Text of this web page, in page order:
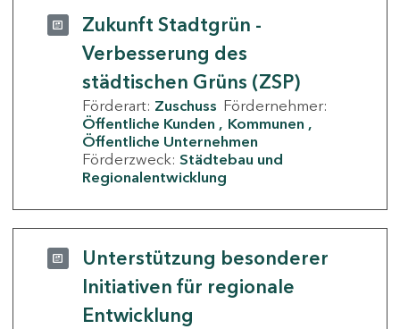
Zukunft Stadtgrün -
Verbesserung des
städtischen Grüns (ZSP)
Förderart: Zuschuss Fördernehmer:
Öffentliche Kunden
Kommunen
Öffentliche Unternehmen
Förderzweck: Städtebau und
Regionalentwicklung
Unterstützung besonderer
Initiativen für regionale
Entwicklung